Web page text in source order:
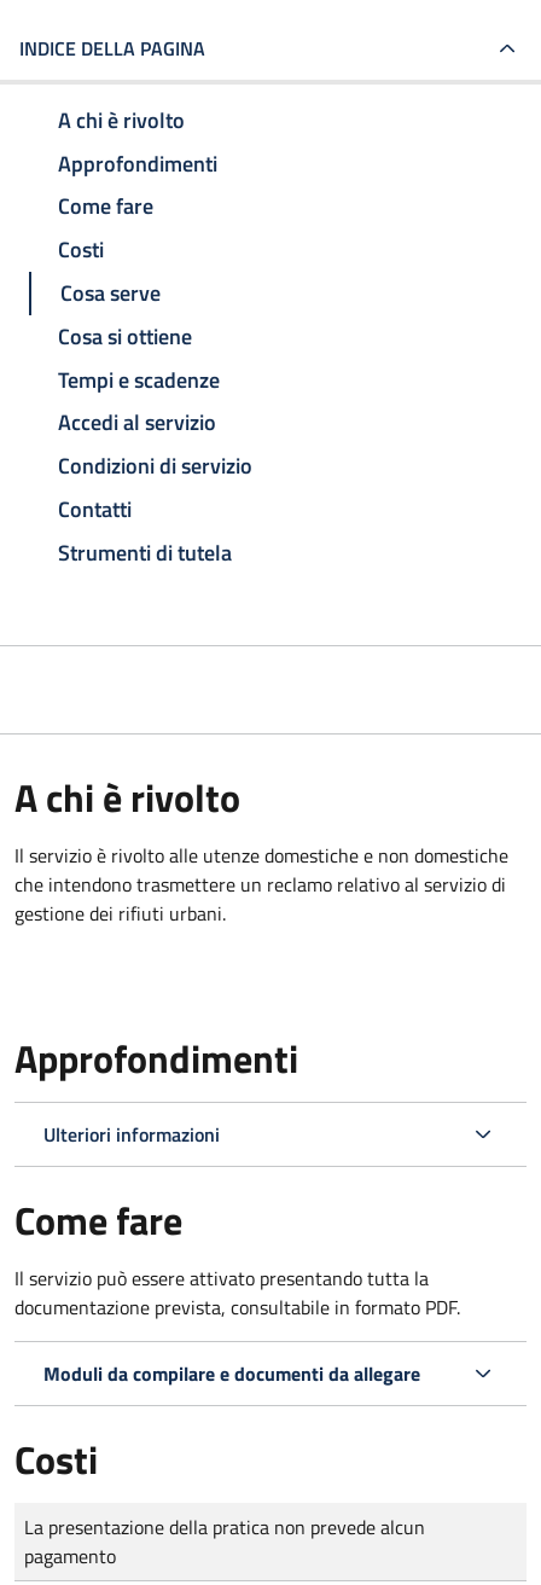
INDICE DELLA PAGINA
A chi è rivolto
Approfondimenti
Come fare
Costi
Cosa serve
Cosa si ottiene
Tempi e scadenze
Accedi al servizio
Condizioni di servizio
Contatti
Strumenti di tutela
A chi è rivolto
Il servizio è rivolto alle utenze domestiche e non domestiche
che intendono trasmettere un reclamo relativo al servizio di
gestione dei rifiuti urbani.
Approfondimenti
Ulteriori informazioni
Come fare
Il servizio può essere attivato presentando tutta la
documentazione prevista, consultabile in formato PDF.
Moduli da compilare e documenti da allegare
Costi
Tipo di pagamento
Importo
La presentazione della pratica non prevede alcun
pagamento